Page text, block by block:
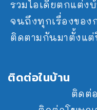
รวมไอเดียตกแต่ง
จนถึงทุกเรื่องขอ
ติดตามกันมาตั้งแต่
ติดต่อในบ้าน
ติดต่